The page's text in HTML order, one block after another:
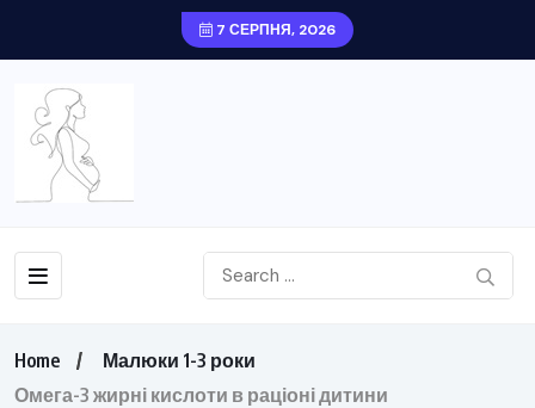
7 СЕРПНЯ, 2026
Home
Малюки 1-3 роки
Омега-3 жирні кислоти в раціоні дитини